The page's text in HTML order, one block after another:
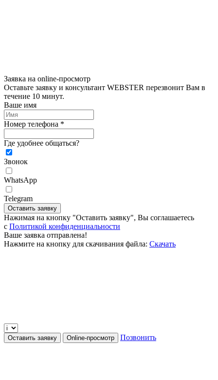
Заявка на online-просмотр
Оставьте заявку и консультант WEBSTER перезвонит Вам в
течение 10 минут.
Ваше имя
Номер телефона *
Где удобнее общаться?
Звонок
WhatsApp
Telegram
Оставить заявку
Нажимая на кнопку "Оставить заявку", Вы соглашаетесь
c Политикой конфиденциальности
Ваше заявка отправлена!
Нажмите на кнопку для скачивания файла: Скачать
Оставить заявку Online-просмотр Позвонить